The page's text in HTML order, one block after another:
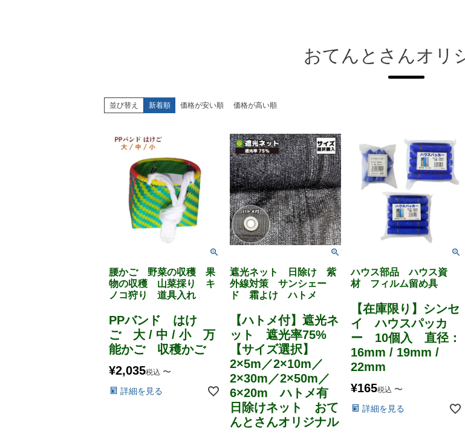
おてんとさんオリ
並び替え 新着順 価格が安い順 価格が高い順
腰かご 野菜の収穫 果
物の収穫 山菜採り キ
ノコ狩り 道具入れ
PPバンド はけ
ご 大 / 中 / 小 万
能かご 収穫かご
¥2,035税込 〜
詳細を見る
遮光ネット 日除け 紫
外線対策 サンシェー
ド 霜よけ ハトメ
【ハトメ付】遮光ネ
ット 遮光率75%
【サイズ選択】
2×5m／2×10m／
2×30m／2×50m／
6×20m ハトメ有
日除けネット おて
んとさんオリジナル
ハウス部品 ハウス資
材 フィルム留め具
【在庫限り】シンセ
イ ハウスパッカ
ー 10個入 直径：
16mm / 19mm /
22mm
¥165税込 〜
詳細を見る